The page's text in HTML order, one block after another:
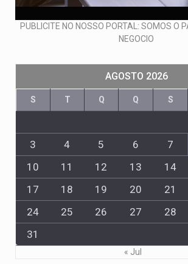
PUBLICITE NO NOSSO PORTAL: SOMOS O
NEGOCIO
AGOSTO 2026
S T Q Q S
3
4 5 6 7
10
11 12 13 14
17
18 19 20 21
24
25 26 27 28
31
« Jul